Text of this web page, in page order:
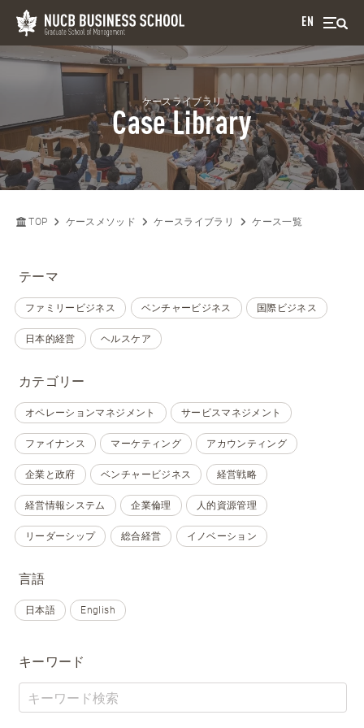
EN
ケースライブラリ
Case Library
TOP ケースメソッド ケースライブラリ ケース一覧
テーマ
ファミリービジネス ベンチャービジネス 国際ビジネス
日本的経営 ヘルスケア
カテゴリー
オペレーションマネジメント サービスマネジメント
ファイナンス マーケティング アカウンティング
企業と政府 ベンチャービジネス 経営戦略
経営情報システム 企業倫理 人的資源管理
リーダーシップ 総合経営 イノベーション
言語
日本語 English
キーワード